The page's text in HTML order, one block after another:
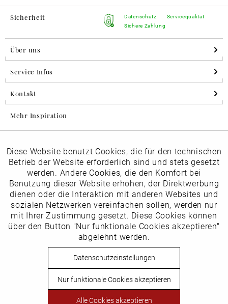
Sicherheit
Datenschutz
Sichere Zahlung
Servicequalität
Über uns
Service Infos
Kontakt
Mehr Inspiration
Folgen Sie uns auf Instagram
horsch_schuhe
Newsletter
Datenschutzbestimmungenhabe ich zur Kenntnis
vom Newsletter abmelden.
Vertrag widerrufen
Funktionale Aktiv
Marketing Inaktiv
Tracking Inaktiv
Inaktiv
Diese Website benutzt Cookies, die für den technischen
Betrieb der Website erforderlich sind und stets gesetzt
werden. Andere Cookies, die den Komfort bei
Benutzung dieser Website erhöhen, der Direktwerbung
dienen oder die Interaktion mit anderen Websites und
sozialen Netzwerken vereinfachen sollen, werden nur
mit Ihrer Zustimmung gesetzt. Diese Cookies können
über den Button "Nur funktionale Cookies akzeptieren"
abgelehnt werden.
Datenschutzeinstellungen
Nur funktionale Cookies akzeptieren
Alle Cookies akzeptieren